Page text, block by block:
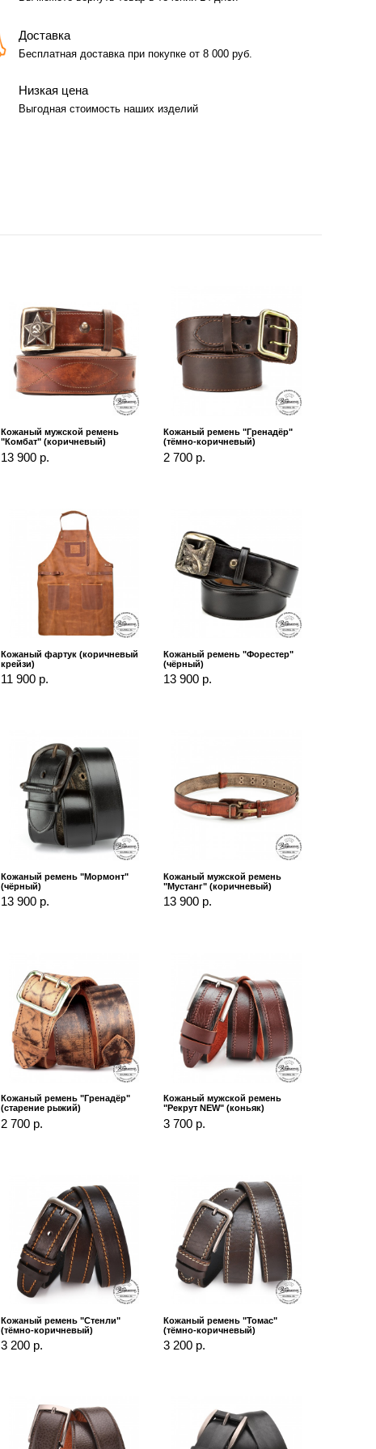
Доставка
Бесплатная доставка при покупке от 8 000 руб.
Низкая цена
Выгодная стоимость наших изделий
Кожаный мужской ремень
"Комбат" (коричневый)
13 900 р.
Кожаный ремень "Гренадёр"
(тёмно-коричневый)
2 700 р.
Кожаный фартук (коричневый
крейзи)
11 900 р.
Кожаный ремень "Форестер"
(чёрный)
13 900 р.
Кожаный ремень "Мормонт"
(чёрный)
13 900 р.
Кожаный мужской ремень
"Мустанг" (коричневый)
13 900 р.
Кожаный ремень "Гренадёр"
(старение рыжий)
2 700 р.
Кожаный мужской ремень
"Рекрут NEW" (коньяк)
3 700 р.
Кожаный ремень "Стенли"
(тёмно-коричневый)
3 200 р.
Кожаный ремень "Томас"
(тёмно-коричневый)
3 200 р.